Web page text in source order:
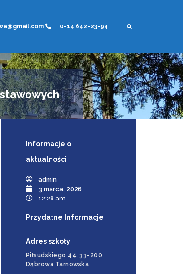
0-14 642-23-94
Informacje o
aktualności
admin
3 marca, 2026
12:28 am
Przydatne Informacje
Adres szkoły
Piłsudskiego 44, 33-200
Dąbrowa Tarnowska